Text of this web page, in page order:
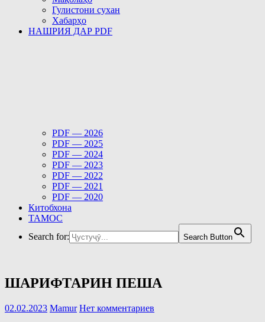
Гулистони сухан
Хабарҳо
НАШРИЯ ДАР PDF
PDF — 2026
PDF — 2025
PDF — 2024
PDF — 2023
PDF — 2022
PDF — 2021
PDF — 2020
Китобхона
ТАМОС
Search for:
Search Button
ШАРИФТАРИН ПЕША
02.02.2023 Mamur Нет комментариев